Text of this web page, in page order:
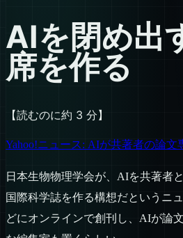
AIを閉め出
席を作る
【読むのに約 3 分】
Yahoo!ニュース: AIが共著者の論文
日本生物物理学会が、AIを共著者
国際科学誌を作る構想だというニ
どにオンラインで創刊し、AIが論